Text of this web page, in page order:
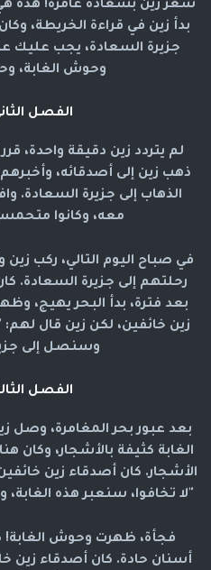
شعر زين بسعادة غامرة! هذه
بدأ زين في قراءة الخريطة،
جزيرة السعادة، يجب عليك
وحوش الغابة،
الفصل
لم يتردد زين دقيقة واحدة،
ذهب زين إلى أصدقائه،
الذهاب إلى جزيرة السعادة.
معه، وكانوا
في صباح اليوم التالي، ركب زين
رحلتهم إلى جزيرة السعادة.
بعد فترة، بدأ البحر يهيج،
زين خائفين، لكن زين قال لهم:
وسنصل إلى
الفصل
بعد عبور بحر المغامرة، وصل
الغابة كثيفة بالأشجار، وكان
الأشجار. كان أصدقاء زين
"لا تخافوا، سنعبر هذه
فجأة، ظهرت وحوش الغابة!
أسنان حادة. كان أصدقاء زين